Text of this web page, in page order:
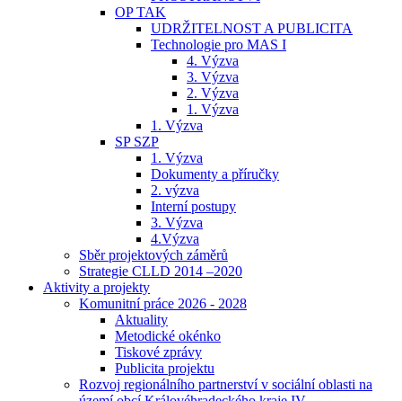
OP TAK
UDRŽITELNOST A PUBLICITA
Technologie pro MAS I
4. Výzva
3. Výzva
2. Výzva
1. Výzva
1. Výzva
SP SZP
1. Výzva
Dokumenty a příručky
2. výzva
Interní postupy
3. Výzva
4.Výzva
Sběr projektových záměrů
Strategie CLLD 2014 –2020
Aktivity a projekty
Komunitní práce 2026 - 2028
Aktuality
Metodické okénko
Tiskové zprávy
Publicita projektu
Rozvoj regionálního partnerství v sociální oblasti na